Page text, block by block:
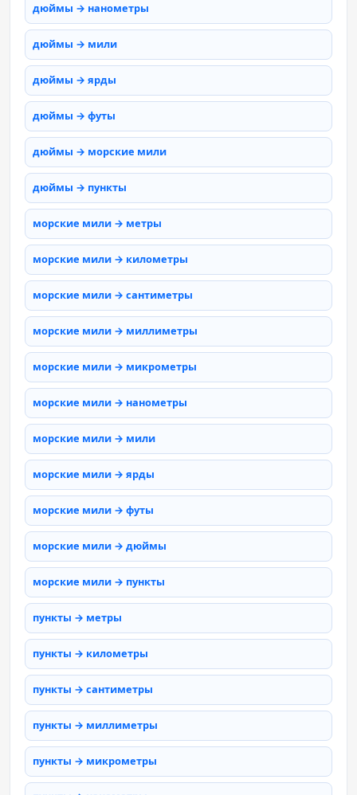
дюймы → нанометры
дюймы → мили
дюймы → ярды
дюймы → футы
дюймы → морские мили
дюймы → пункты
морские мили → метры
морские мили → километры
морские мили → сантиметры
морские мили → миллиметры
морские мили → микрометры
морские мили → нанометры
морские мили → мили
морские мили → ярды
морские мили → футы
морские мили → дюймы
морские мили → пункты
пункты → метры
пункты → километры
пункты → сантиметры
пункты → миллиметры
пункты → микрометры